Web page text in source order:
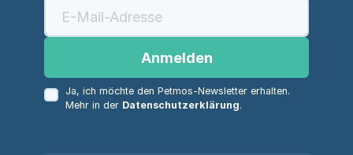
Anmelden
Ja, ich möchte den Petmos-Newsletter erhalten.
Mehr in der Datenschutzerklärung.